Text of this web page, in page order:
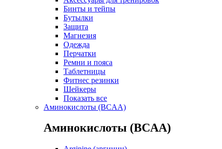
Бинты и тейпы
Бутылки
Защита
Магнезия
Одежда
Перчатки
Ремни и пояса
Таблетницы
Фитнес резинки
Шейкеры
Показать все
Аминокислоты (BCAA)
Аминокислоты (BCAA)